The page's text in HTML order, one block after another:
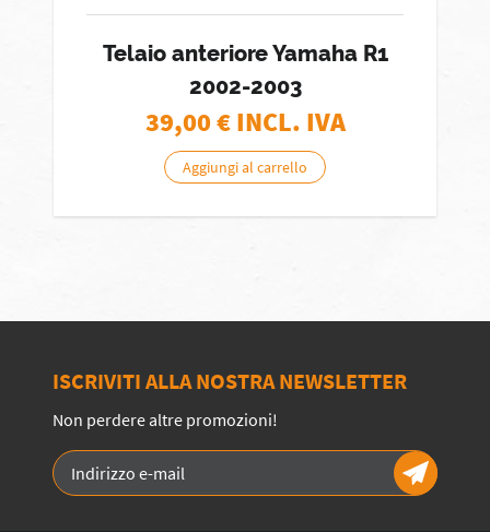
Telaio anteriore Yamaha R1
2002-2003
39,00€ INCL. IVA
Aggiungi al carrello
ISCRIVITI ALLA NOSTRA NEWSLETTER
Non perdere altre promozioni!